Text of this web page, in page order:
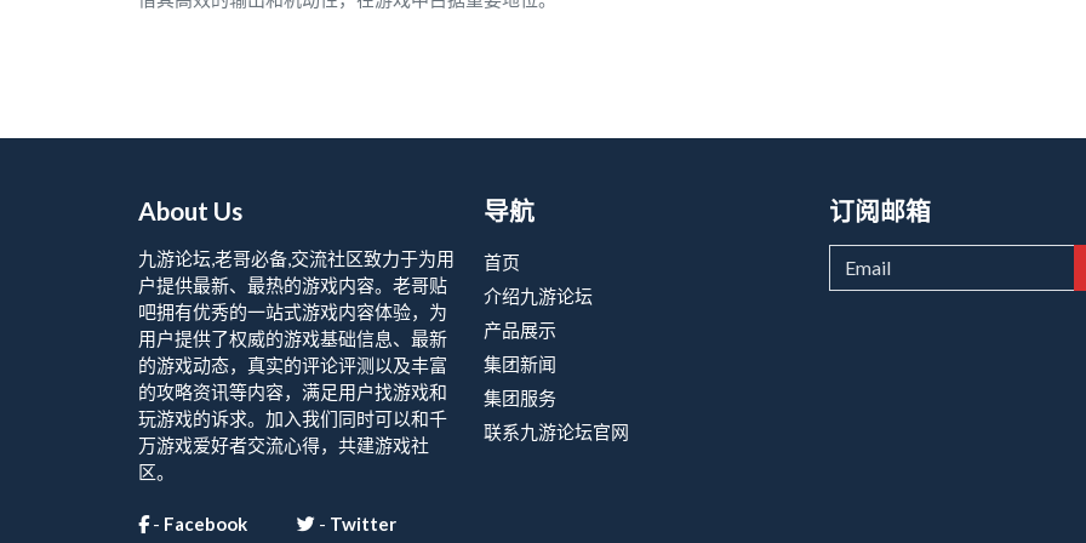
About Us
九游论坛,老哥必备,交流社区致力于为用
户提供最新、最热的游戏内容。老哥贴
吧拥有优秀的一站式游戏内容体验，为
用户提供了权威的游戏基础信息、最新
的游戏动态，真实的评论评测以及丰富
的攻略资讯等内容，满足用户找游戏和
玩游戏的诉求。加入我们同时可以和千
万游戏爱好者交流心得，共建游戏社
区。
- Facebook - Twitter
导航
首页
介绍九游论坛
产品展示
集团新闻
集团服务
联系九游论坛官网
订阅邮箱